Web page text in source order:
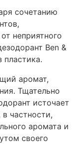
сочетанию
неприятного
Ben &
пластика.
аромат,
Тщательно
источает
частности,
аромата и
своего